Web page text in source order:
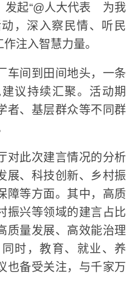
发起“@人大代表 为我
动，深入察民情、听民
注入智慧力量。
间到田间地头，一条
议持续汇聚。活动期
者、基层群众等不同群
此次建言情况的分析
展、科技创新、乡村振
障等方面。其中，高质
振兴等领域的建言占比
质量发展、高效能治理
时，教育、就业、养
也备受关注，与千家万